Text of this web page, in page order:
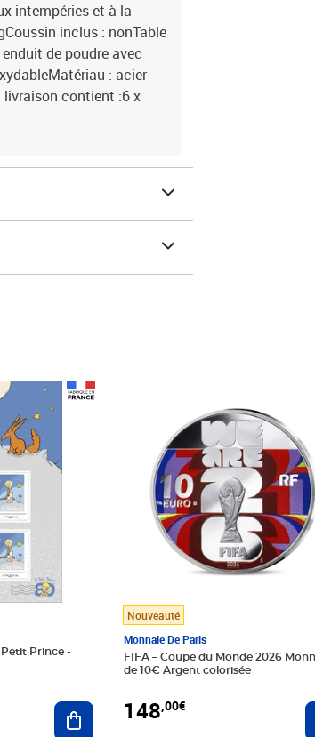
intempéries et à la
inclus : nonTable
de poudre avec
: acier
livraison contient :6 x
Prince -
Ajouter au panier
Nouveauté
Monnaie De Paris
FIFA – Coupe du Monde 2026
de 10€ Argent colorisée
148,00€